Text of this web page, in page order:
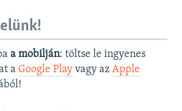
a mobilján: töltse le ingyenes
a Google Playvagy az Apple